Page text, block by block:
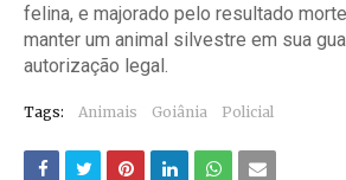
felina, e majorado pelo resultado
manter um animal silvestre em sua
autorização legal.
Tags: Animais Goiânia Policial